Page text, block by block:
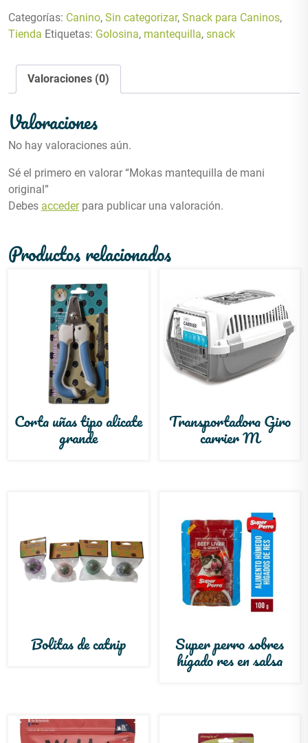
Categorías: Canino, Sin categorizar, Snack para Caninos,
Tienda Etiquetas: Golosina, mantequilla, snack
Valoraciones (0)
Valoraciones
No hay valoraciones aún.
Sé el primero en valorar “Mokas mantequilla de mani
original”
Debes accederpara publicar una valoración.
Productos relacionados
Corta uñas tipo alicate
grande
Transportadora Giro
carrier M
Bolitas de catnip Super perro sobres
hígado res en salsa